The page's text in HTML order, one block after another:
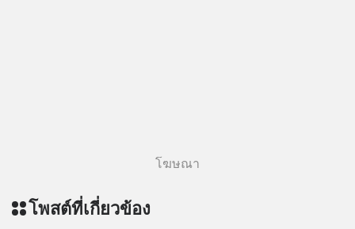
โฆษณา
โพสต์ที่เกี่ยวข้อง